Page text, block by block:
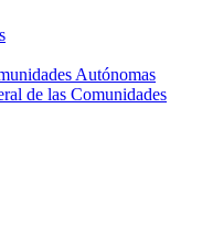
Autónomas
de las Comunidades